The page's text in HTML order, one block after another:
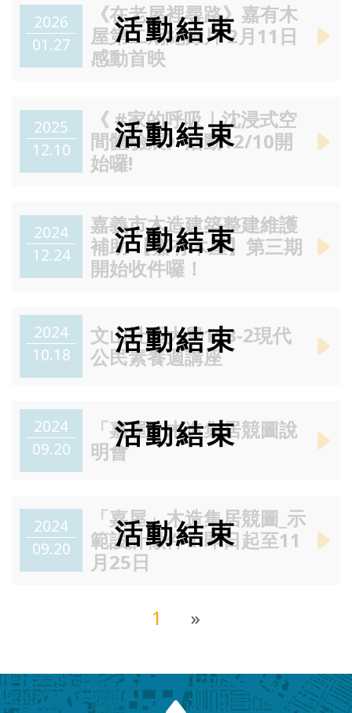
2026
01.27
《在老屋裡尋路》嘉有木
屋第二期紀錄片 2月11日
感動首映
2025
12.10
《 #家的呼吸｜沈浸式空
間體驗展》活動12/10開
始囉!
2024
12.24
嘉義市木造建築整建維護
補助 【嘉有木屋】第三期
開始收件囉！
2024
10.18
文山社區大學113-2現代
公民素養週講座
2024
09.20
「嘉屋」木造集居競圖說
明會
2024
09.20
「嘉屋」木造集居競圖_示
範設計徵件！即日起至11
月25日
1 »